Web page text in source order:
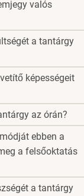
valós
a tantárgy
képességeit
az órán?
ebben a
a felsőoktatás
a tantárgy